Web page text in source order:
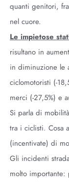
quanti genitori,
nel cuore.
Le impietose
risultano in
in diminuzione le
ciclomotoristi (-
merci (-27,5%) e
Si parla di
tra i ciclisti. Cosa
(incentivate) di
Gli incidenti
molto importante: